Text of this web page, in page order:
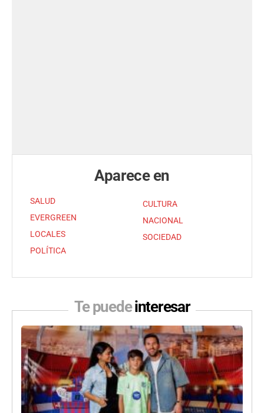
Aparece en
SALUD
EVERGREEN
LOCALES
POLÍTICA
CULTURA
NACIONAL
SOCIEDAD
Te puedeinteresar